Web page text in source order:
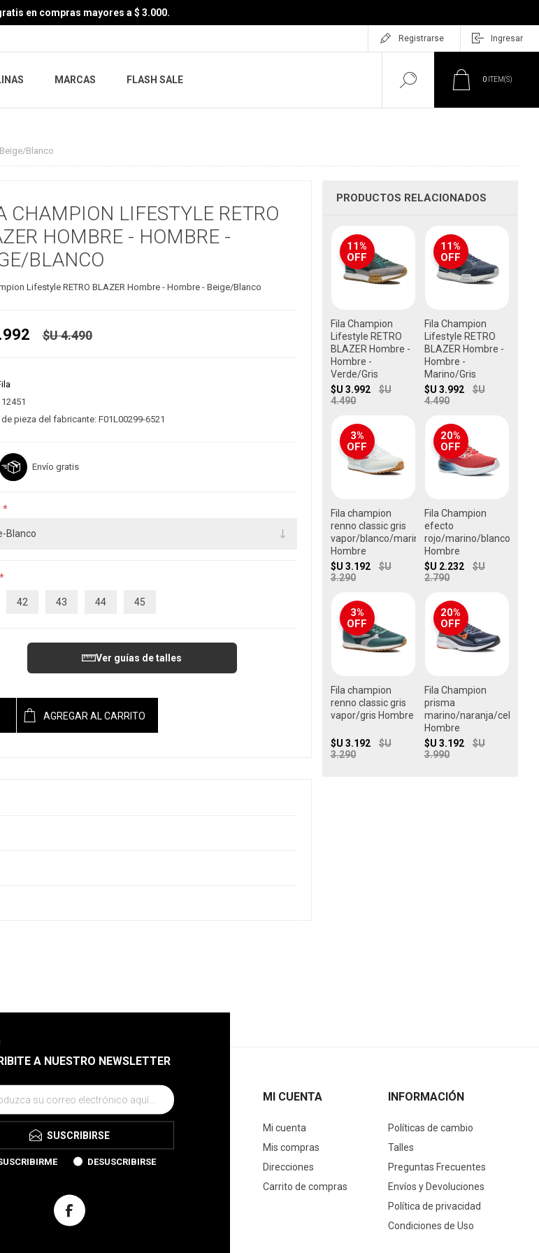
en compras mayores a $ 3.000.
Registrarse Ingresar
MARCAS FLASH SALE 0 ITEM(S)
Blanco
CHAMPION LIFESTYLE RETRO
HOMBRE - HOMBRE -
BLANCO
Lifestyle RETRO BLAZER Hombre - Hombre - Beige/Blanco
$U 4.490
12451
pieza del fabricante: F01L00299-6521
Envío gratis
*
*
42 43 44 45
Ver guías de talles
AGREGAR AL CARRITO
PRODUCTOS RELACIONADOS
11%
OFF
Fila Champion
Lifestyle RETRO
BLAZER Hombre -
Hombre -
Verde/Gris
$U 3.992
$U
4.490
11%
OFF
Fila Champion
Lifestyle RETRO
BLAZER Hombre -
Hombre -
Marino/Gris
$U 3.992
$U
4.490
3%
OFF
Fila champion
renno classic gris
vapor/blanco/marino
Hombre
$U 3.192
$U
3.290
20%
OFF
Fila Champion
efecto
rojo/marino/blanco
Hombre
$U 2.232
$U
2.790
3%
OFF
Fila champion
renno classic gris
vapor/gris Hombre
$U 3.192
$U
3.290
20%
OFF
Fila Champion
prisma
marino/naranja/celeste
Hombre
$U 3.192
$U
3.990
A NUESTRO NEWSLETTER
SUSCRIBIRSE
DESUSCRIBIRSE
MI CUENTA
Mi cuenta
Mis compras
Direcciones
Carrito de compras
INFORMACIÓN
Políticas de cambio
Talles
Preguntas Frecuentes
Envíos y Devoluciones
Política de privacidad
Condiciones de Uso